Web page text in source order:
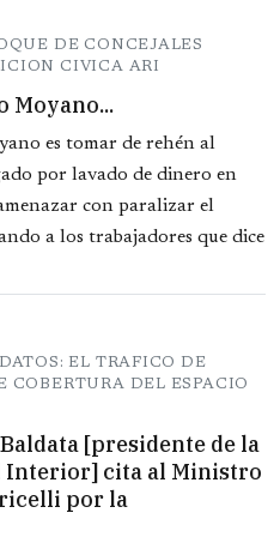
DE CONCEJALES
CIVICA ARI
Moyano...
es tomar de rehén al
por lavado de dinero en
con paralizar el
a los trabajadores que dice
EL TRAFICO DE
COBERTURA DEL ESPACIO
[presidente de la
Interior] cita al Ministro
por la